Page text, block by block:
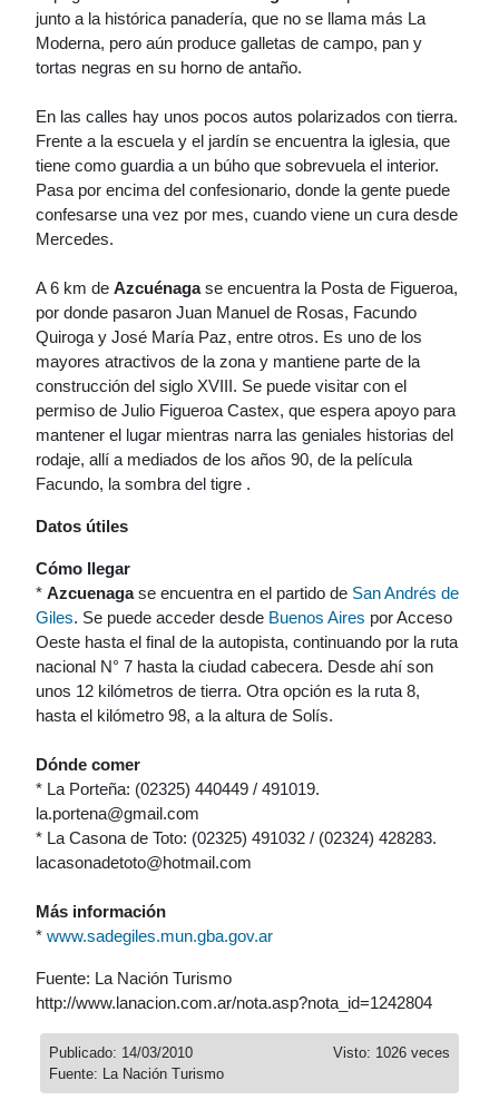
junto a la histórica panadería, que no se llama más La
Moderna, pero aún produce galletas de campo, pan y
tortas negras en su horno de antaño.
En las calles hay unos pocos autos polarizados con tierra.
Frente a la escuela y el jardín se encuentra la iglesia, que
tiene como guardia a un búho que sobrevuela el interior.
Pasa por encima del confesionario, donde la gente puede
confesarse una vez por mes, cuando viene un cura desde
Mercedes.
A 6 km de Azcuénagase encuentra la Posta de Figueroa,
por donde pasaron Juan Manuel de Rosas, Facundo
Quiroga y José María Paz, entre otros. Es uno de los
mayores atractivos de la zona y mantiene parte de la
construcción del siglo XVIII. Se puede visitar con el
permiso de Julio Figueroa Castex, que espera apoyo para
mantener el lugar mientras narra las geniales historias del
rodaje, allí a mediados de los años 90, de la película
Facundo, la sombra del tigre .
Datos útiles
Cómo llegar
* Azcuenagase encuentra en el partido de San Andrés de
Giles. Se puede acceder desde Buenos Aires por Acceso
Oeste hasta el final de la autopista, continuando por la ruta
nacional N° 7 hasta la ciudad cabecera. Desde ahí son
unos 12 kilómetros de tierra. Otra opción es la ruta 8,
hasta el kilómetro 98, a la altura de Solís.
Dónde comer
* La Porteña: (02325) 440449 / 491019.
la.portena@gmail.com
* La Casona de Toto: (02325) 491032 / (02324) 428283.
lacasonadetoto@hotmail.com
Más información
* www.sadegiles.mun.gba.gov.ar
Fuente: La Nación Turismo
http://www.lanacion.com.ar/nota.asp?nota_id=1242804
Visto: 1026 veces
Publicado: 14/03/2010
Fuente: La Nación Turismo